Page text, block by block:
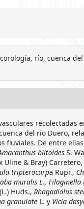
río, cuenca
recolectadas
del río Duero,
fluviales. De entre
blitoides S.
Uline & Bray)
tripterocarpa Rupr.,
muralis L., Filaginella
(L.) Huds., Rhagadiolus
granulate L. y Vicia